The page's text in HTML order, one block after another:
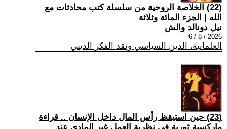
(22) الخلاصة الروحية من سلسلة كتب محادثات مع
الله | الجزء المائة وثلاثة
نيل دونالد والش
2026 / 8 / 6
العلمانية، الدين السياسي ونقد الفكر الديني
(23) حين استيقظ رأس المال داخل الإنسان .. قراءة